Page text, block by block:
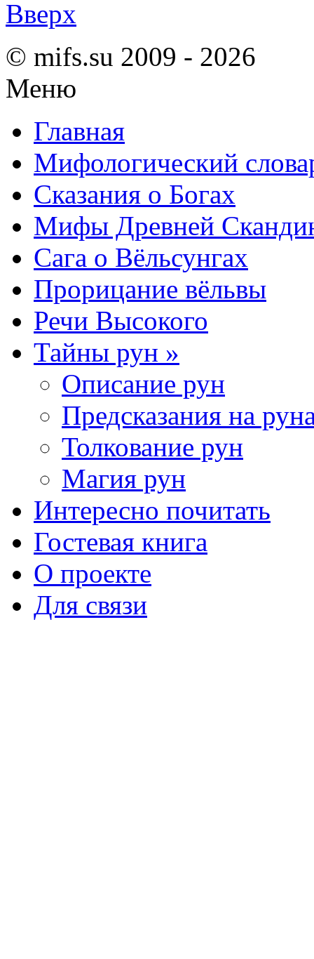
Вверх
© mifs.su 2009 - 2026
Меню
Главная
Мифологический
Сказания о Богах
Мифы Древней
Сага о Вёльсунгах
Прорицание вёльвы
Речи Высокого
Тайны рун »
Описание рун
Предсказания на
Толкование рун
Магия рун
Интересно почитать
Гостевая книга
О проекте
Для связи